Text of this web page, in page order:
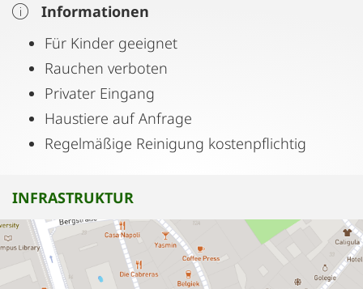
Informationen
Für Kinder geeignet
Rauchen verboten
Privater Eingang
Haustiere auf Anfrage
Regelmäßige Reinigung kostenpflichtig
INFRASTRUKTUR